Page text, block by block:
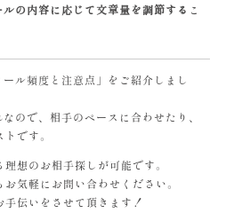
の内容に応じて文章量を調節する こ
ル頻度と注意点」をご紹介しまし
ので、相手のペースに合わせたり、
です。
想のお相手探しが可能です。
お気軽にお問い合わせください。
伝いをさせて頂きます！